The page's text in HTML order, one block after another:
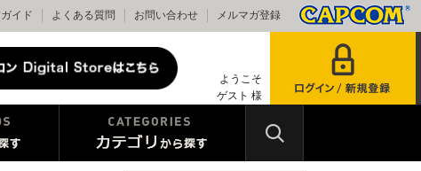
イド よくある質問 お問い合わせ メルマガ登録
ようこそ
ゲスト 様